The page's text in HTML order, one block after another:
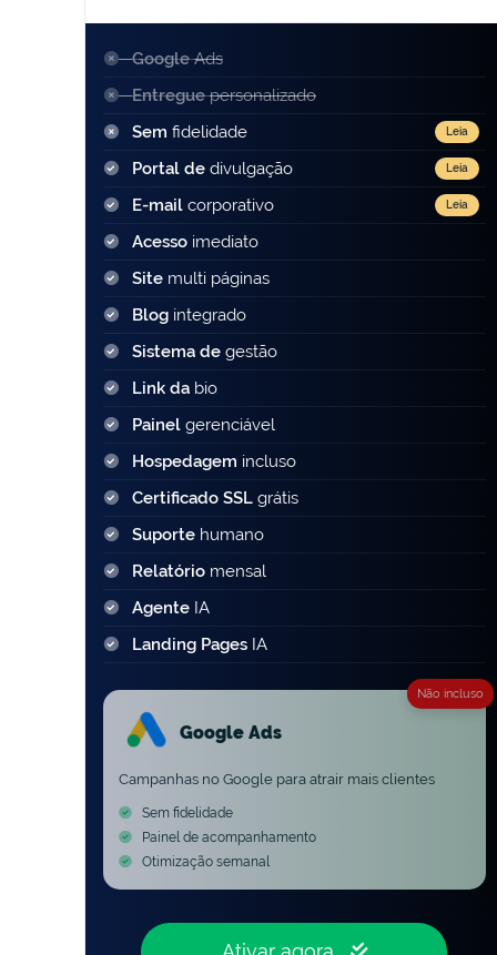
GoogleAds
Entreguepersonalizado
Semfidelidade Leia
Portal dedivulgação Leia
E-mailcorporativo Leia
Acesso imediato
Site multi páginas
Blog integrado
Sistema degestão
Link da bio
Painel gerenciável
Hospedagem incluso
Certificado SSL grátis
Suporte humano
Relatório mensal
Agente IA
Landing Pages IA
Não incluso
Google Ads
Campanhas no Google para atrair mais clientes
Sem fidelidade
Painel de acompanhamento
Otimização semanal